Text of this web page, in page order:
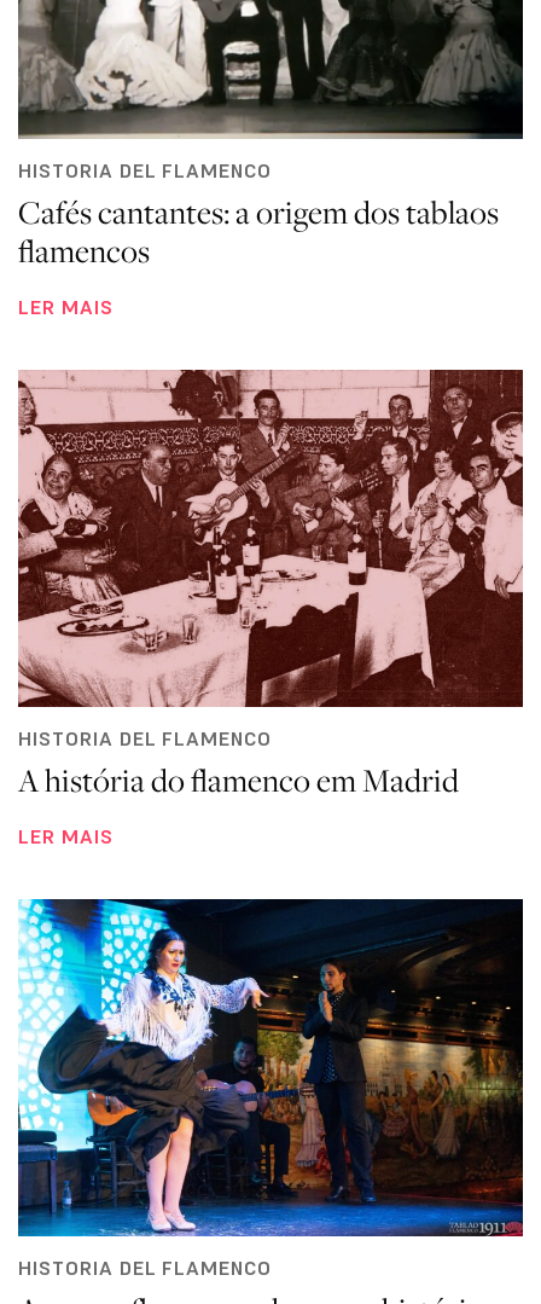
HISTORIA DEL FLAMENCO
Cafés cantantes: a origem dos tablaos
flamencos
LER MAIS
HISTORIA DEL FLAMENCO
A história do flamenco em Madrid
LER MAIS
HISTORIA DEL FLAMENCO